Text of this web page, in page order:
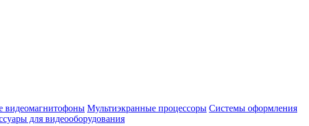
видеомагнитофоны Мультиэкранные процессоры Системы оформления
для видеооборудования